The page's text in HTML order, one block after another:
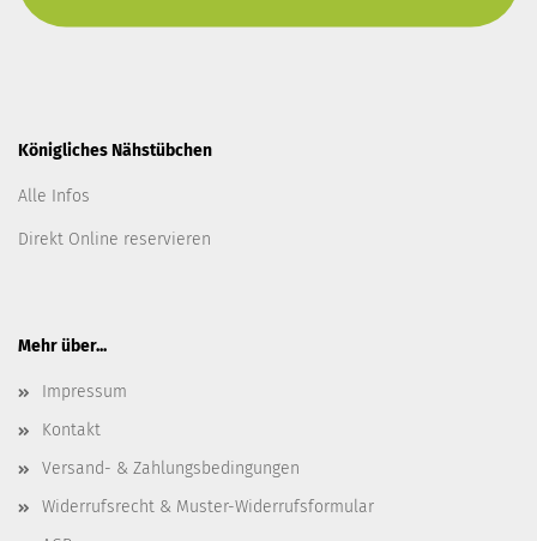
Königliches Nähstübchen
Alle Infos
Direkt Online reservieren
Mehr über...
Impressum
Kontakt
Versand- & Zahlungsbedingungen
Widerrufsrecht & Muster-Widerrufsformular